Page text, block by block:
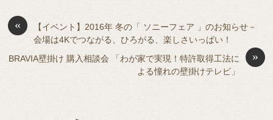
o
o
k
s
y
n
g
er
«
【イベント】2016年 冬の「 ソニーフェア 」のお知らせ－
会場は4Kでつながる、ひろがる、楽しさいっぱい！
»
BRAVIA壁掛け 購入相談会 「わが家で実現！特許取得工法に
よる憧れの壁掛けテレビ」